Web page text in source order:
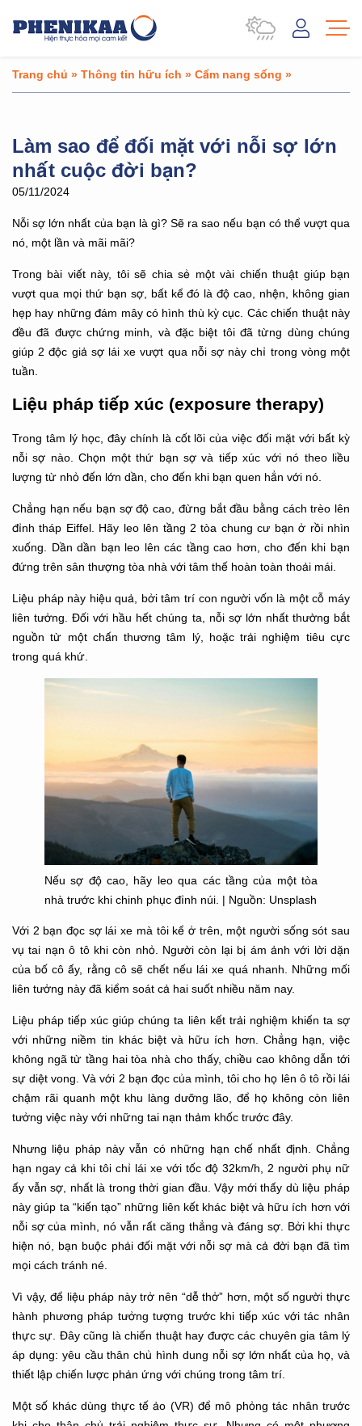
Trang chủ » Thông tin hữu ích » Cẩm nang sống »
Làm sao để đối mặt với nỗi sợ lớn
nhất cuộc đời bạn?
05/11/2024
Nỗi sợ lớn nhất của bạn là gì? Sẽ ra sao nếu bạn có thể vượt qua
nó, một lần và mãi mãi?
Trong bài viết này, tôi sẽ chia sẻ một vài chiến thuật giúp bạn
vượt qua mọi thứ bạn sợ, bất kể đó là độ cao, nhện, không gian
hẹp hay những đám mây có hình thù kỳ cục. Các chiến thuật này
đều đã được chứng minh, và đặc biệt tôi đã từng dùng chúng
giúp 2 độc giả sợ lái xe vượt qua nỗi sợ này chỉ trong vòng một
tuần.
Liệu pháp tiếp xúc (exposure therapy)
Trong tâm lý học, đây chính là cốt lõi của việc đối mặt với bất kỳ
nỗi sợ nào. Chọn một thứ bạn sợ và tiếp xúc với nó theo liều
lượng từ nhỏ đến lớn dần, cho đến khi bạn quen hẳn với nó.
Chẳng hạn nếu bạn sợ độ cao, đừng bắt đầu bằng cách trèo lên
đỉnh tháp Eiffel. Hãy leo lên tầng 2 tòa chung cư bạn ở rồi nhìn
xuống. Dần dần bạn leo lên các tầng cao hơn, cho đến khi bạn
đứng trên sân thượng tòa nhà với tâm thế hoàn toàn thoải mái.
Liệu pháp này hiệu quả, bởi tâm trí con người vốn là một cỗ máy
liên tưởng. Đối với hầu hết chúng ta, nỗi sợ lớn nhất thường bắt
nguồn từ một chấn thương tâm lý, hoặc trải nghiệm tiêu cực
trong quá khứ.
Nếu sợ độ cao, hãy leo qua các tầng của một tòa
nhà trước khi chinh phục đỉnh núi. | Nguồn: Unsplash
Với 2 bạn đọc sợ lái xe mà tôi kể ở trên, một người sống sót sau
vụ tai nạn ô tô khi còn nhỏ. Người còn lại bị ám ảnh với lời dặn
của bố cô ấy, rằng cô sẽ chết nếu lái xe quá nhanh. Những mối
liên tưởng này đã kiểm soát cả hai suốt nhiều năm nay.
Liệu pháp tiếp xúc giúp chúng ta liên kết trải nghiệm khiến ta sợ
với những niềm tin khác biệt và hữu ích hơn. Chẳng hạn, việc
không ngã từ tầng hai tòa nhà cho thấy, chiều cao không dẫn tới
sự diệt vong. Và với 2 bạn đọc của mình, tôi cho họ lên ô tô rồi lái
chậm rãi quanh một khu làng dưỡng lão, để họ không còn liên
tưởng việc này với những tai nạn thảm khốc trước đây.
Nhưng liệu pháp này vẫn có những hạn chế nhất định. Chẳng
hạn ngay cả khi tôi chỉ lái xe với tốc độ 32km/h, 2 người phụ nữ
ấy vẫn sợ, nhất là trong thời gian đầu. Vậy mới thấy dù liệu pháp
này giúp ta “kiến tạo” những liên kết khác biệt và hữu ích hơn với
nỗi sợ của mình, nó vẫn rất căng thẳng và đáng sợ. Bởi khi thực
hiện nó, bạn buộc phải đối mặt với nỗi sợ mà cả đời bạn đã tìm
mọi cách tránh né.
Vì vậy, để liệu pháp này trở nên “dễ thở” hơn, một số người thực
hành phương pháp tưởng tượng trước khi tiếp xúc với tác nhân
thực sự. Đây cũng là chiến thuật hay được các chuyên gia tâm lý
áp dụng: yêu cầu thân chủ hình dung nỗi sợ lớn nhất của họ, và
thiết lập chiến lược phản ứng với chúng trong tâm trí.
Một số khác dùng thực tế ảo (VR) để mô phỏng tác nhân trước